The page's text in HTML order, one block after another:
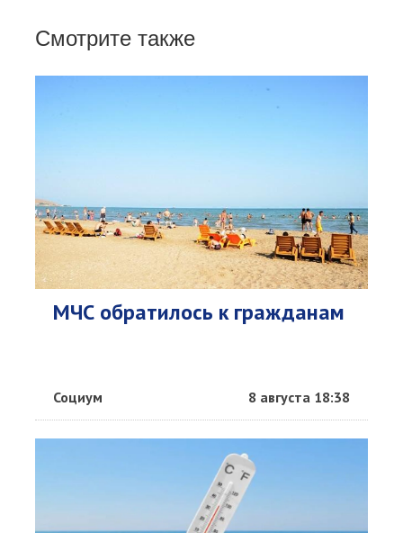
Смотрите также
МЧС обратилось к гражданам
Социум 8 августа 18:38